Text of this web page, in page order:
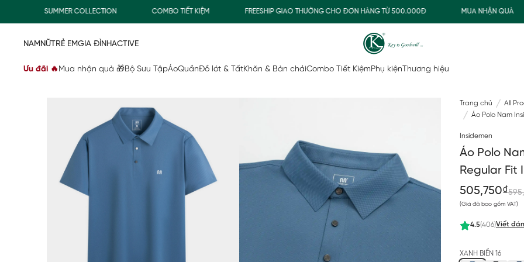
SUMMER COLLECTION COMBO TIẾT KIỆM FREESHIP GIAO THƯỜNG CHO ĐƠN HÀNG TỪ 500.000Đ MUA NHẬN QUÀ
NAMNỮTRẺ EMGIA ĐÌNHACTIVE
Ưu đãi 🔥 Mua nhận quà 🎁Bộ Sưu TậpÁoQuầnĐồ lót & TấtKhăn & Bàn chảiCombo Tiết KiệmPhụ kiện Thương hiệu
Trang chủ
All
Áo Polo Nam
Insidemen
Áo Polo
Regular Fit
505,750₫
(Giá đã bao gồm VAT)
4.5(406)Viết
XANH BIỂN 16